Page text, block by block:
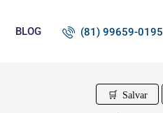
BLOG (81) 99659-0195
Salvar